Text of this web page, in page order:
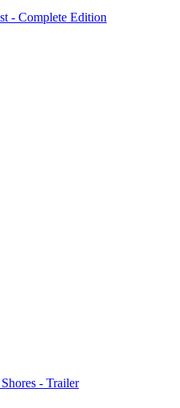
- Complete Edition
- Trailer